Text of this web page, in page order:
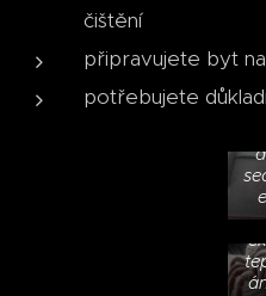
čištění
připravujete byt
potřebujete